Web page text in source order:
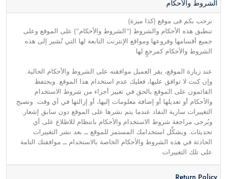
الشروط والأحكام
نرحب بكم فى موقع (كذا ميزة)
تنطبق هذه الأحكام والشروط (“الشروط والأحكام”) على الموقع وعلى
جميع أقسامها وفروعها ومواقع الإنترنت التابعة لها التي تُشير إلى هذه
الشروط والأحكام كمرجعٍ لها
عند زيارة الموقع، يقر العميل موافقته على الشروط والأحكام الحالية.
وإن كنت لا توافق عليها، فعليك عدم استخدام هذا الموقع. ويحتفظ
القائمون على الموقع بالحق في تغيير أجزاء من شروط الاستخدام
والأحكام أو تعديلها أو إضافة معلومات إليها، أو إزالتها في أي وقت. وتصبح
التغييرات سارية النفاذ عندما يتم نشرها على الموقع دون سابق إشعار.
ويُرجى مراجعة شروط الاستخدام والأحكام بانتظام للاطلاع على أي
تحديثات. ويشكِّل استخدامك المستمر للموقع ــ بعد نشر التغييرات
الحادثة في هذه الشروط والأحكام الخاصة بالاستخدام ــ موافقتك التامة
على تلك التغييرات
Return Policy